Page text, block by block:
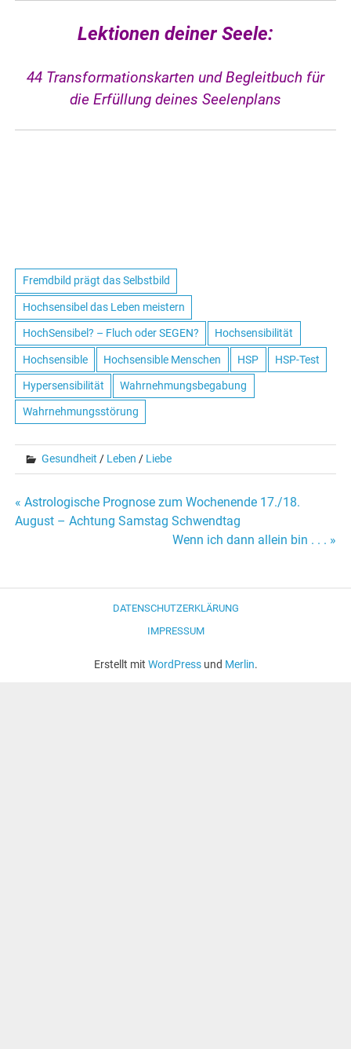
Lektionen deiner Seele:
44 Transformationskarten und Begleitbuch für
die Erfüllung deines Seelenplans
Fremdbild prägt das Selbstbild
Hochsensibel das Leben meistern
HochSensibel? – Fluch oder SEGEN? Hochsensibilität
Hochsensible Hochsensible Menschen HSP HSP-Test
Hypersensibilität Wahrnehmungsbegabung
Wahrnehmungsstörung
Gesundheit / Leben / Liebe
Beitrags-
« Astrologische Prognose zum Wochenende 17./18.
August – Achtung Samstag Schwendtag
Wenn ich dann allein bin . . . »
DATENSCHUTZERKLÄRUNG
IMPRESSUM
Erstellt mit WordPressund Merlin.